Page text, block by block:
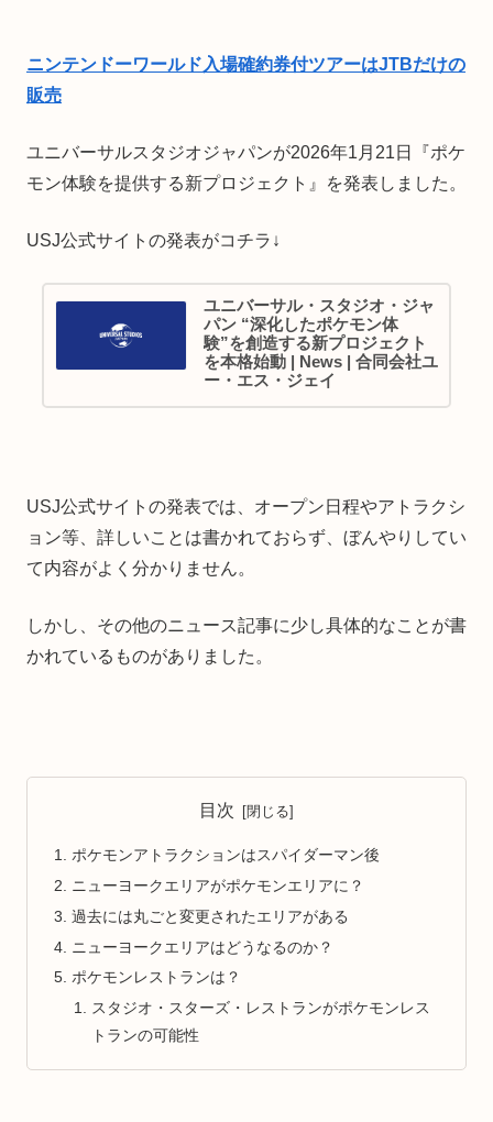
ニンテンドーワールド入場確約券付ツアーはJTBだけの
販売
ユニバーサルスタジオジャパンが2026年1月21日『ポケ
モン体験を提供する新プロジェクト』を発表しました。
USJ公式サイトの発表がコチラ↓
ユニバーサル・スタジオ・ジャ
パン “深化したポケモン体
験”を創造する新プロジェクト
を本格始動 | News | 合同会社ユ
ー・エス・ジェイ
USJ公式サイトの発表では、オープン日程やアトラクシ
ョン等、詳しいことは書かれておらず、ぼんやりしてい
て内容がよく分かりません。
しかし、その他のニュース記事に少し具体的なことが書
かれているものがありました。
目次
ポケモンアトラクションはスパイダーマン後
ニューヨークエリアがポケモンエリアに？
過去には丸ごと変更されたエリアがある
ニューヨークエリアはどうなるのか？
ポケモンレストランは？
スタジオ・スターズ・レストランがポケモンレス
トランの可能性